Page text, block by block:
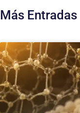
Más Entradas